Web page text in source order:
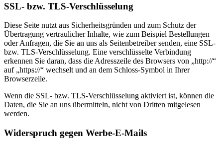
SSL- bzw. TLS-Verschlüsselung
Diese Seite nutzt aus Sicherheitsgründen und zum Schutz der
Übertragung vertraulicher Inhalte, wie zum Beispiel Bestellungen
oder Anfragen, die Sie an uns als Seitenbetreiber senden, eine SSL-
bzw. TLS-Verschlüsselung. Eine verschlüsselte Verbindung
erkennen Sie daran, dass die Adresszeile des Browsers von „http://“
auf „https://“ wechselt und an dem Schloss-Symbol in Ihrer
Browserzeile.
Wenn die SSL- bzw. TLS-Verschlüsselung aktiviert ist, können die
Daten, die Sie an uns übermitteln, nicht von Dritten mitgelesen
werden.
Widerspruch gegen Werbe-E-Mails